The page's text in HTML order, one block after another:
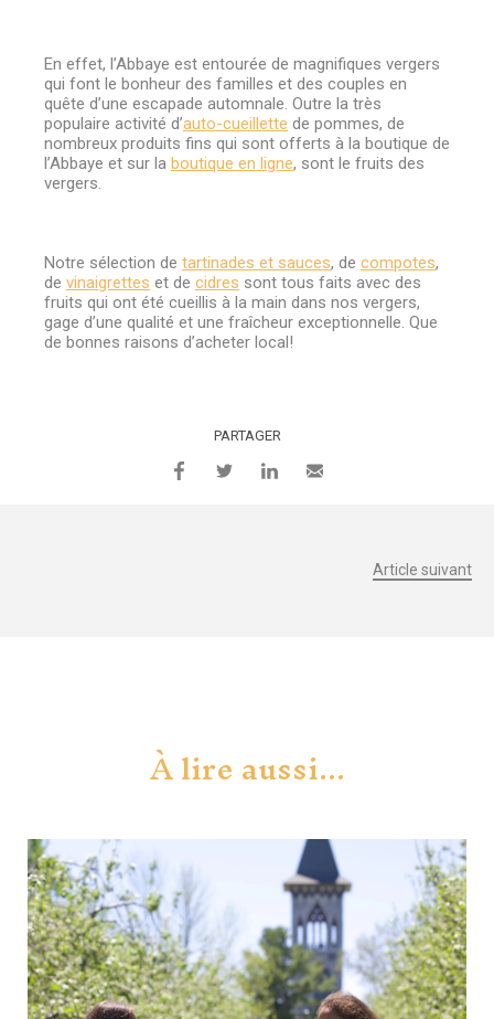
En effet, l’Abbaye est entourée de magnifiques vergers
qui font le bonheur des familles et des couples en
quête d’une escapade automnale. Outre la très
populaire activité d’auto-cueillette de pommes, de
nombreux produits fins qui sont offerts à la boutique de
l’Abbaye et sur la boutique en ligne, sont le fruits des
vergers.
Notre sélection de tartinades et sauces, de compotes,
de vinaigrettes et de cidres sont tous faits avec des
fruits qui ont été cueillis à la main dans nos vergers,
gage d’une qualité et une fraîcheur exceptionnelle. Que
de bonnes raisons d’acheter local!
Article suivant
PARTAGER
À lire aussi...